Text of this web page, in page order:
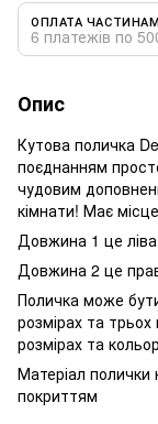
ОПЛАТА
6 платежів по
Опис
Кутова поличка
поєднанням
чудовим
кімнати! Має
Довжина 1 це
Довжина 2 це
Поличка може
розмірах та
розмірах та
Матеріал
покриттям